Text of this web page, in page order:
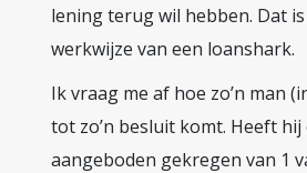
lening terug wil hebben. Dat
werkwijze van een loanshark.
Ik vraag me af hoe zo’n man
tot zo’n besluit komt. Heeft
aangeboden gekregen van 1